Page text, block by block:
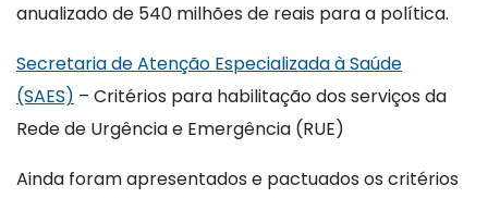
anualizado de 540 milhões de reais para a política.
Secretaria de Atenção Especializada à Saúde
(SAES) – Critérios para habilitação dos serviços da
Rede de Urgência e Emergência (RUE)
Ainda foram apresentados e pactuados os critérios